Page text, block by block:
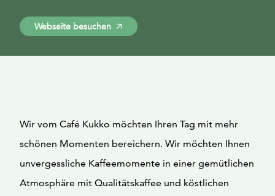
Webseite besuchen
Wir vom Café Kukko möchten Ihren Tag mit mehr
schönen Momenten bereichern. Wir möchten Ihnen
unvergessliche Kaffeemomente in einer gemütlichen
Atmosphäre mit Qualitätskaffee und köstlichen